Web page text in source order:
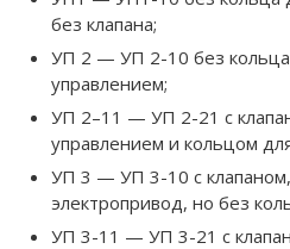
без клапана;
УП 2 — УП 2-10 без
управлением;
УП 2–11 — УП 2-21 с
управлением и кольцом
УП 3 — УП 3-10 с
электропривод, но без
УП 3-11 — УП 3-21 с